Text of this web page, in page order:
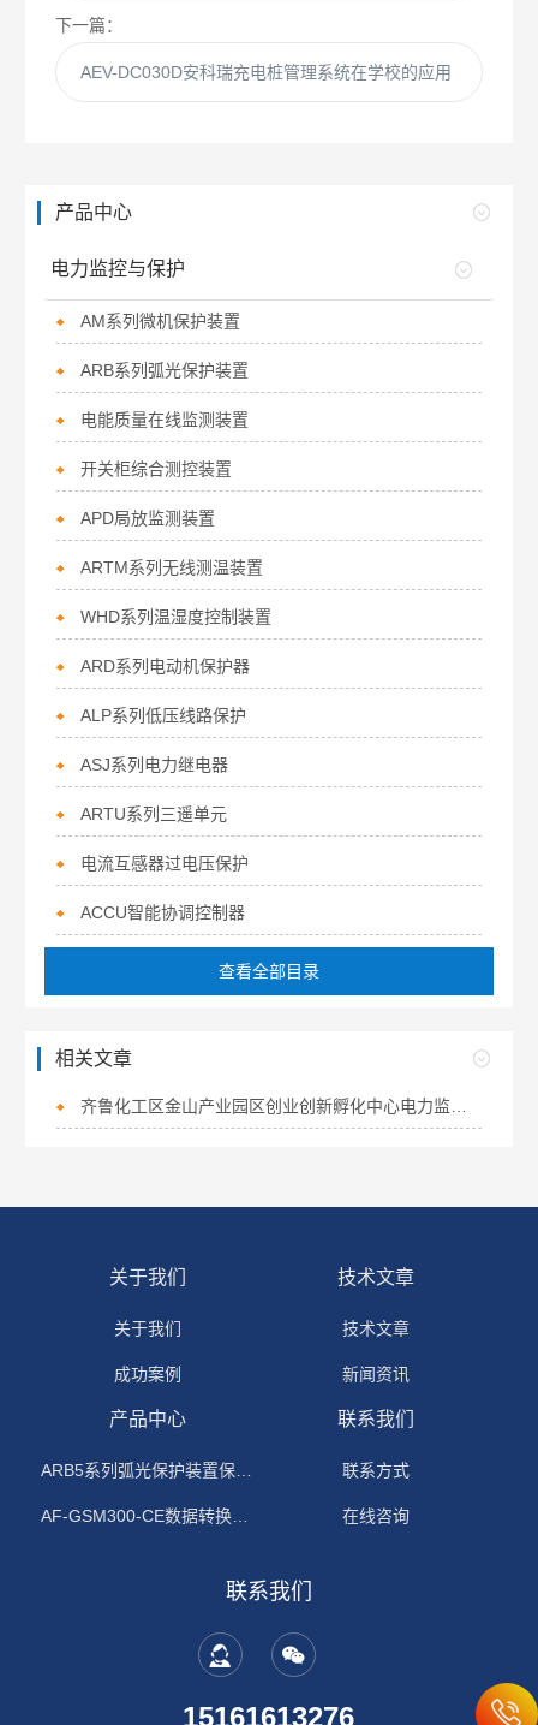
下一篇：
AEV-DC030D安科瑞充电桩管理系统在学校的应用
产品中心
电力监控与保护
AM系列微机保护装置
ARB系列弧光保护装置
电能质量在线监测装置
开关柜综合测控装置
APD局放监测装置
ARTM系列无线测温装置
WHD系列温湿度控制装置
ARD系列电动机保护器
ALP系列低压线路保护
ASJ系列电力继电器
ARTU系列三遥单元
电流互感器过电压保护
ACCU智能协调控制器
查看全部目录
相关文章
关于我们
关于我们
成功案例
技术文章
技术文章
新闻资讯
产品中心
ARB5系列弧光保护装置保护功能原理
AF-GSM300-CE数据转换模块
联系我们
联系方式
在线咨询
联系我们
15161613276